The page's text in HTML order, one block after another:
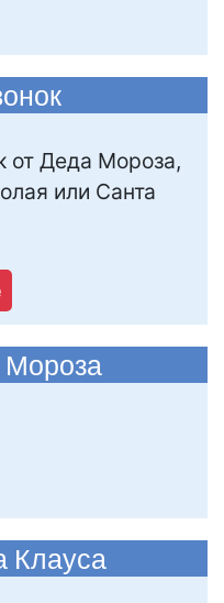
от Деда Мороза,
или Санта
Мороза
Клауса